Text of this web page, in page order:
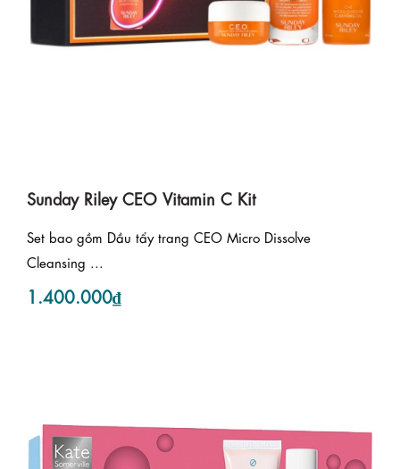
Sunday Riley CEO Vitamin C Kit
Set bao gồm Dầu tẩy trang CEO Micro Dissolve
Cleansing ...
1.400.000₫